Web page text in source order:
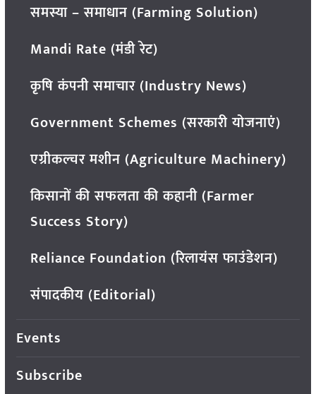
समस्या – समाधान (Farming Solution)
Mandi Rate (मंडी रेट)
कृषि कंपनी समाचार (Industry News)
Government Schemes (सरकारी योजनाएं)
एग्रीकल्चर मशीन (Agriculture Machinery)
किसानों की सफलता की कहानी (Farmer
Success Story)
Reliance Foundation (रिलायंस फाउंडेशन)
संपादकीय (Editorial)
Events
Subscribe